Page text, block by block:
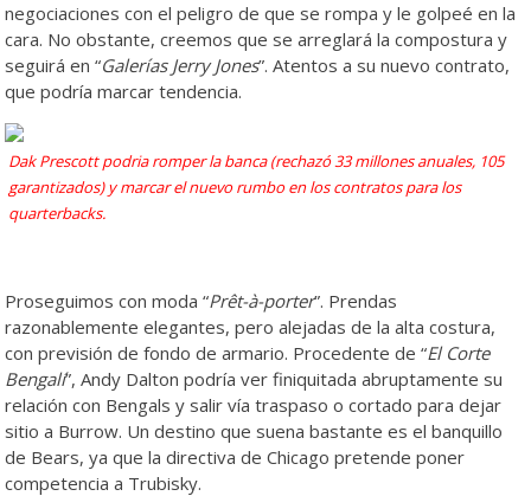
negociaciones con el peligro de que se rompa y le golpeé en la
cara. No obstante, creemos que se arreglará la compostura y
seguirá en “Galerías Jerry Jones”. Atentos a su nuevo contrato,
que podría marcar tendencia.
Dak Prescott podria romper la banca (rechazó 33 millones anuales, 105
garantizados) y marcar el nuevo rumbo en los contratos para los
quarterbacks.
Proseguimos con moda “Prêt-à-porter”. Prendas
razonablemente elegantes, pero alejadas de la alta costura,
con previsión de fondo de armario. Procedente de “El Corte
Bengalí”, Andy Dalton podría ver finiquitada abruptamente su
relación con Bengals y salir vía traspaso o cortado para dejar
sitio a Burrow. Un destino que suena bastante es el banquillo
de Bears, ya que la directiva de Chicago pretende poner
competencia a Trubisky.